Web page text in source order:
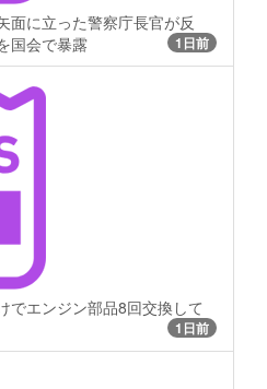
面に立った警察庁長官が反
国会で暴露
1日前
でエンジン部品8回交換して
1日前